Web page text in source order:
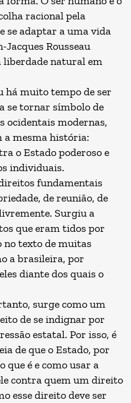
racional pela
se adaptar a uma vida
Rousseau
liberdade natural em
há muito tempo de ser
se tornar símbolo de
ocidentais modernas,
a mesma história:
o Estado poderoso e
individuais.
fundamentais
de reunião, de
Surgiu a
que eram tidos por
no texto de muitas
a brasileira, por
diante dos quais o
surge como um
de se indignar por
estatal. Por isso, é
de que o Estado, por
que é e como usar a
contra quem um direito
esse direito deve ser